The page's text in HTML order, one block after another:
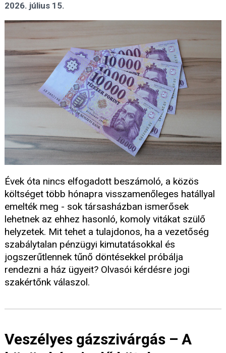
2026. július 15.
Évek óta nincs elfogadott beszámoló, a közös
költséget több hónapra visszamenőleges hatállyal
emelték meg - sok társasházban ismerősek
lehetnek az ehhez hasonló, komoly vitákat szülő
helyzetek. Mit tehet a tulajdonos, ha a vezetőség
szabálytalan pénzügyi kimutatásokkal és
jogszerűtlennek tűnő döntésekkel próbálja
rendezni a ház ügyeit? Olvasói kérdésre jogi
szakértőnk válaszol.
Veszélyes gázszivárgás – A